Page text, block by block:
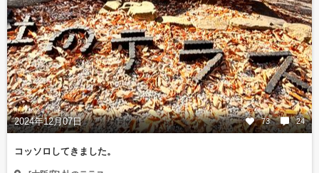
2024年12月07日 73 24
コッソロしてきました。